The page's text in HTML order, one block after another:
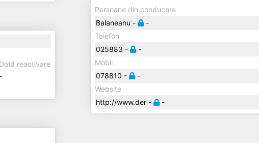
Dată reactivare
-
Persoane din conducere
Balaneanu -
-
Telefon
025883 -
-
Mobil
078810 -
-
Website
http://www.der -
-